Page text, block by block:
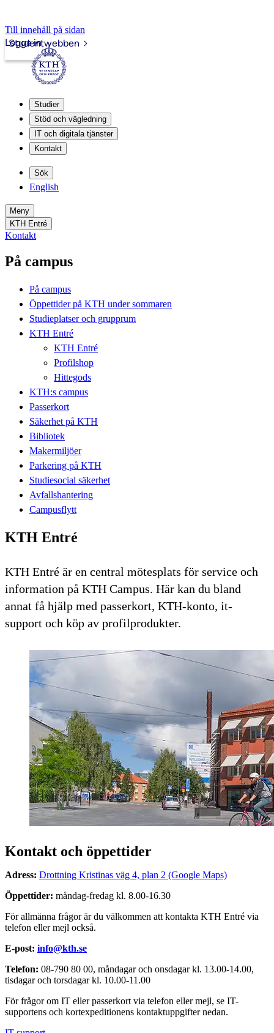
Till innehåll på sidan
Studentwebben
Logga in
Studier
Stöd och vägledning
IT och digitala tjänster
Kontakt
Sök
English
Meny
KTH Entré
Kontakt
På campus
På campus
Öppettider på KTH under sommaren
Studieplatser och grupprum
KTH Entré
KTH Entré
Profilshop
Hittegods
KTH:s campus
Passerkort
Säkerhet på KTH
Bibliotek
Makermiljöer
Parkering på KTH
Studiesocial säkerhet
Avfallshantering
Campusflytt
KTH Entré
KTH Entré är en central mötesplats för service och
information på KTH Campus. Här kan du bland
annat få hjälp med passerkort, KTH-konto, it-
support och köp av profilprodukter.
Kontakt och öppettider
Adress: Drottning Kristinas väg 4, plan 2 (Google Maps)
Öppettider: måndag-fredag kl. 8.00-16.30
För allmänna frågor är du välkommen att kontakta KTH Entré via
telefon eller mejl också.
E-post: info@kth.se
Telefon: 08-790 80 00, måndagar och onsdagar kl. 13.00-14.00,
tisdagar och torsdagar kl. 10.00-11.00
För frågor om IT eller passerkort via telefon eller mejl, se IT-
supportens och kortexpeditionens kontaktuppgifter nedan.